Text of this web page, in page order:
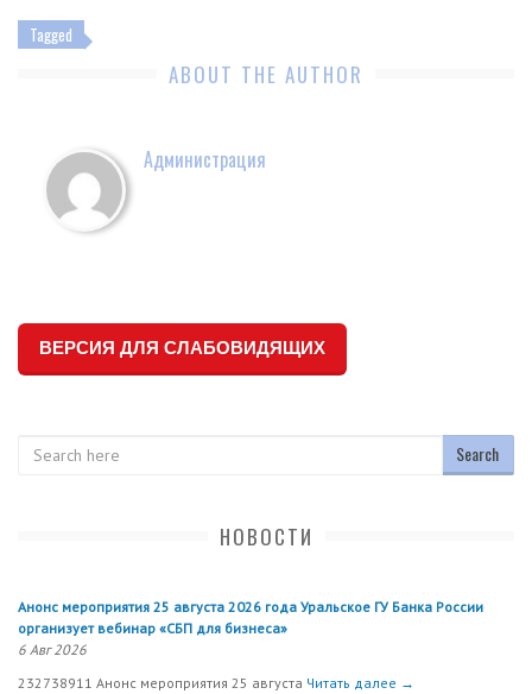
Tagged
ABOUT THE AUTHOR
Администрация
ВЕРСИЯ ДЛЯ СЛАБОВИДЯЩИХ
НОВОСТИ
Анонс мероприятия 25 августа 2026 года Уральское ГУ Банка России
организует вебинар «СБП для бизнеса»
6 Авг 2026
232738911 Анонс мероприятия 25 августа Читать далее →